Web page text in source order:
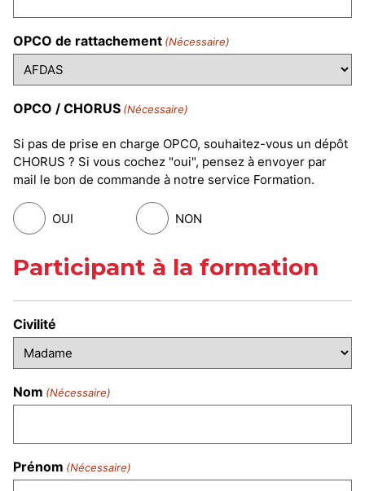
OPCO de rattachement (Nécessaire)
OPCO / CHORUS (Nécessaire)
Si pas de prise en charge OPCO, souhaitez-vous un dépôt
CHORUS ? Si vous cochez "oui", pensez à envoyer par
mail le bon de commande à notre service Formation.
OUI NON
Participant à la formation
Civilité
Nom (Nécessaire)
Prénom (Nécessaire)